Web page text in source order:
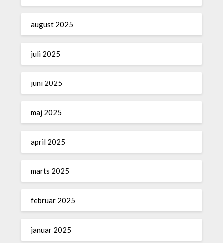
august 2025
juli 2025
juni 2025
maj 2025
april 2025
marts 2025
februar 2025
januar 2025